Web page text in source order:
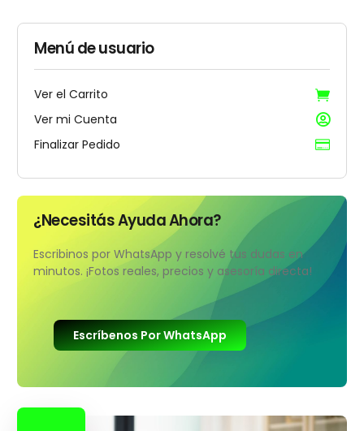
Menú de usuario
Ver el Carrito
Ver mi Cuenta
Finalizar Pedido
¿Necesitás Ayuda Ahora?
Escribinos por WhatsApp y resolvé tus dudas en
minutos. ¡Fotos reales, precios y asesoría directa!
Escríbenos Por WhatsApp